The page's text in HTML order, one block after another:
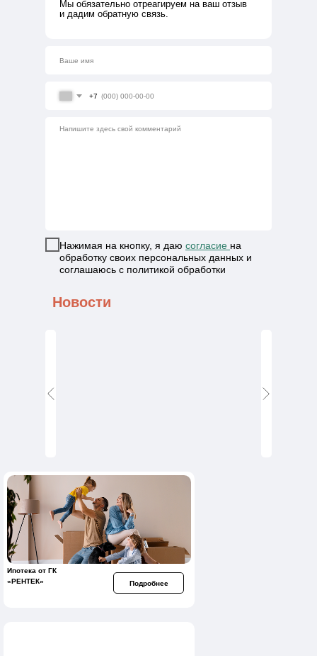
Мы обязательно отреагируем на ваш отзыв
и дадим обратную связь.
+7
Нажимая на кнопку, я даю согласие на
обработку своих персональных данных и
соглашаюсь с политикой обработки
Новости
Подробнее
Ипотека от ГК
«РЕНТЕК»